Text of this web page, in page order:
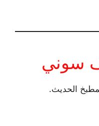
سوني
الحديث.